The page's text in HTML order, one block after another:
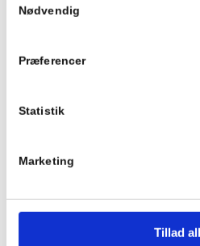
Se Cookie & Privatlivspolitik
Nødvendig
Præferencer
Statistik
Marketing
Tillad
Dupa
45 93 88 18
info@dupa.dk